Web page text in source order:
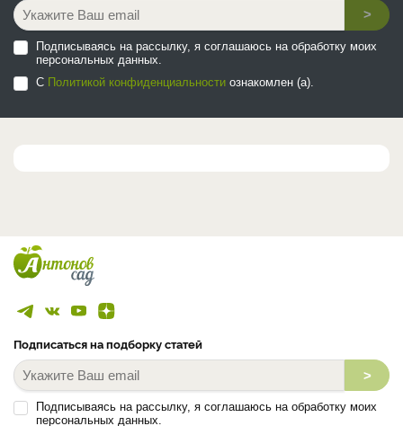
>
Подписываясь на рассылку, я соглашаюсь на обработку моих
персональных данных.
С Политикой конфиденциальности ознакомлен (а).
Подписаться на подборку статей
>
Подписываясь на рассылку, я соглашаюсь на обработку моих
персональных данных.